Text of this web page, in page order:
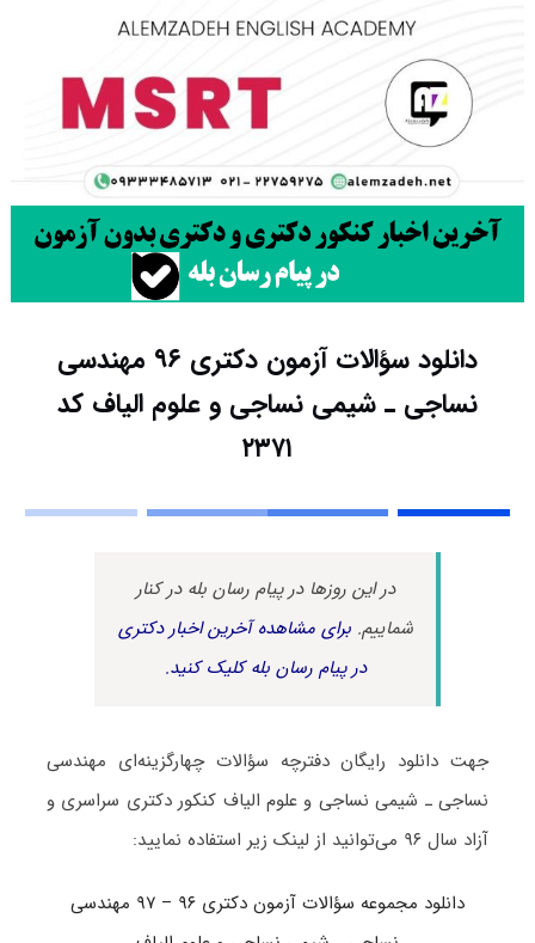
دانلود سؤالات آزمون دکتری ۹۶ مهندسی
نساجی ـ شیمی نساجی و علوم الیاف کد
۲۳۷۱
در این روزها در پیام رسان بله در کنار
شماییم.برای مشاهده آخرین اخبار دکتری
در پیام رسان بله کلیک کنید.
جهت دانلود رایگان دفترچه سؤالات چهارگزینه‌ای مهندسی
نساجی ـ شیمی نساجی و علوم الیاف کنکور دکتری سراسری و
آزاد سال ۹۶ می‌توانید از لینک زیر استفاده نمایید:
دانلود مجموعه سؤالات آزمون دکتری ۹۶ – ۹۷ مهندسی